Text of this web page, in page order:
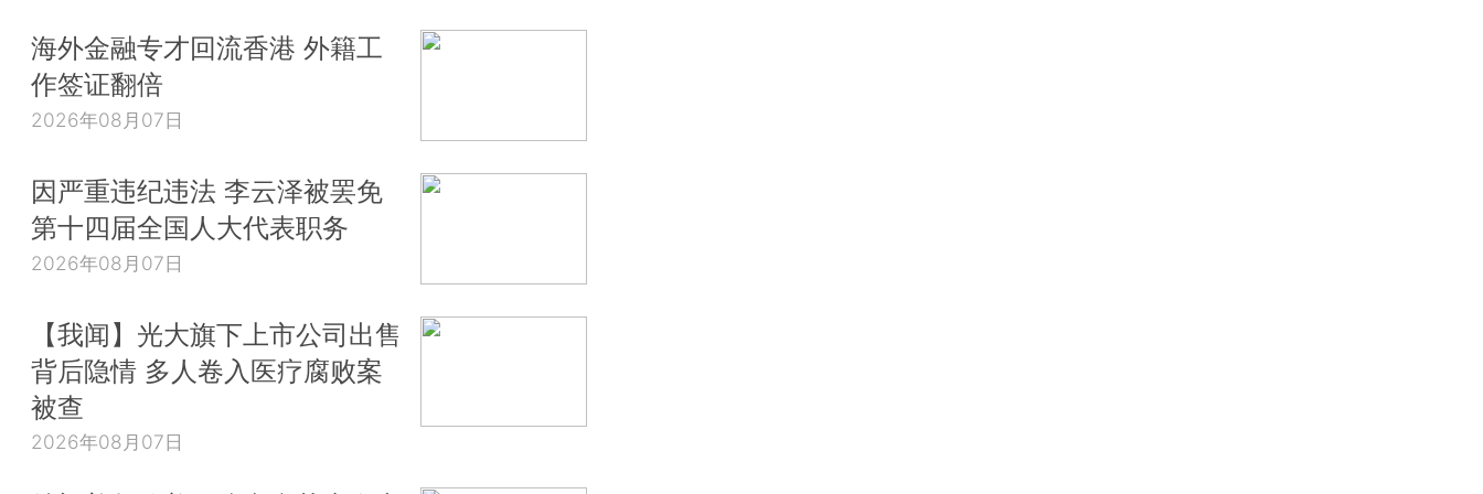
海外金融专才回流香港 外籍工
作签证翻倍
2026年08月07日
因严重违纪违法 李云泽被罢免
第十四届全国人大代表职务
2026年08月07日
【我闻】光大旗下上市公司出售
背后隐情 多人卷入医疗腐败案
被查
2026年08月07日